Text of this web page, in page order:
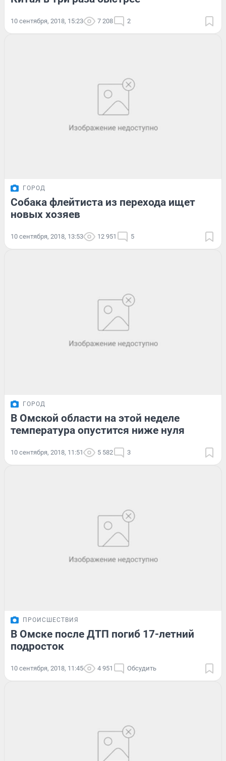
10 сентября, 2018, 15:23 7 208 2
ГОРОД
Собака флейтиста из перехода ищет
новых хозяев
10 сентября, 2018, 13:53 12 951 5
ГОРОД
В Омской области на этой неделе
температура опустится ниже нуля
10 сентября, 2018, 11:51 5 582 3
ПРОИСШЕСТВИЯ
В Омске после ДТП погиб 17-летний
подросток
10 сентября, 2018, 11:45 4 951 Обсудить